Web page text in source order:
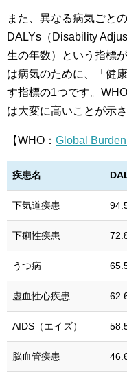
また、異なる病気ごと
DALYs（Disability
生の年数）という指標
は病気のために、「健
す指標の1つです。
は大変に高いことが示
【WHO： Global
疾患名
下気道疾患
下痢性疾患
うつ病
虚血性心疾患
AIDS（エイズ）
脳血管疾患